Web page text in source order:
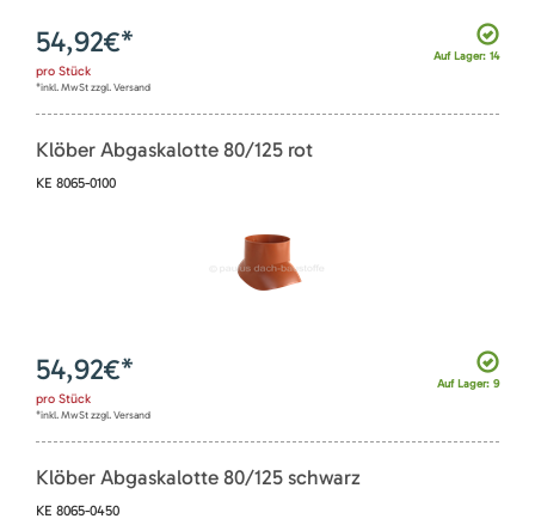
Auf Lager: 14
54,92€*
pro Stück
*inkl. MwSt zzgl. Versand
Klöber Abgaskalotte 80/125 rot
KE 8065-0100
Auf Lager: 9
54,92€*
pro Stück
*inkl. MwSt zzgl. Versand
Klöber Abgaskalotte 80/125 schwarz
KE 8065-0450